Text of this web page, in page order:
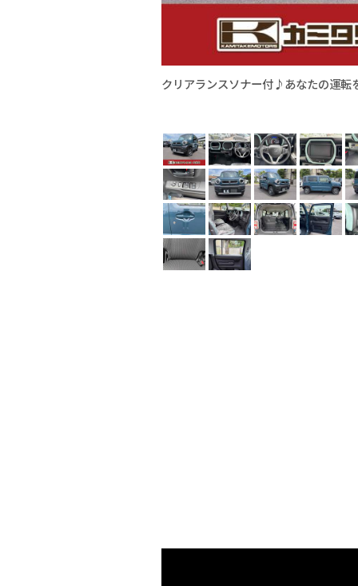
クリアランスソナー付♪あなたの運